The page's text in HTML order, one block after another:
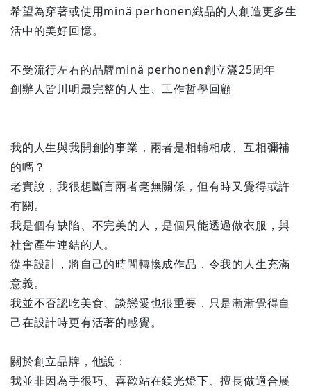
希望為穿著或使用minä perhonen織品的人創造更多生
活中的美好回憶。
不受流行左右的品牌minä perhonen創立滿25周年
創辦人皆川明最完整的人生、工作哲學回顧
我的人生與我開創的事業，兩者是相輔相成、互相彌補
的嗎？
老實說，我很想斷言兩者毫無關係，但有時又覺得或許
有關。
我是個有缺陷、不完美的人，是個只能透過做衣服，與
社會產生連結的人。
從事設計，將自己的時間轉換成作品，令我的人生充滿
意義。
我並不否認吃美食、談戀愛也很重要，只是漸漸覺得自
己在設計時更有活著的感覺。
關於創立品牌，他說：
我並非因為手很巧、喜歡站在鎂光燈下、擅長做適合展